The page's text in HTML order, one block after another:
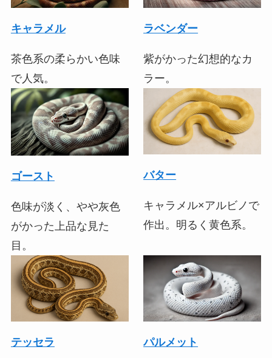
キャラメル
茶色系の柔らかい色味
で人気。
ラベンダー
紫がかった幻想的なカ
ラー。
ゴースト
色味が淡く、やや灰色
がかった上品な見た
目。
バター
キャラメル×アルビノで
作出。明るく黄色系。
テッセラ パルメット